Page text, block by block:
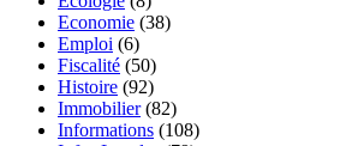
Economie (38)
Emploi (6)
Fiscalité (50)
Histoire (92)
Immobilier(82)
Informations (108)